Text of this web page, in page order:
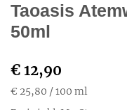
Taoasis
50ml
€ 12,90
€ 25,80 / 100 ml